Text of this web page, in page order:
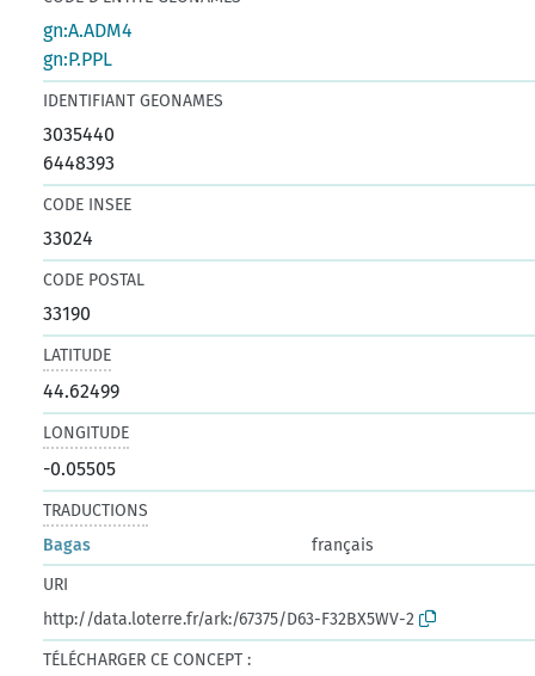
gn:A.ADM4
gn:P.PPL
IDENTIFIANT GEONAMES
3035440
6448393
CODE INSEE
33024
CODE POSTAL
33190
LATITUDE
44.62499
LONGITUDE
-0.05505
TRADUCTIONS
Bagas
français
URI
http://data.loterre.fr/ark:/67375/D63-F32BX5WV-2
TÉLÉCHARGER CE CONCEPT :